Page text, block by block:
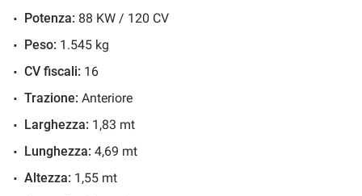
Controllo elettronico della corsia
Controllo trazione
Controllo vocale
Cruise Control
ESP
Fari LED
Fendinebbia
Potenza: 88 KW / 120 CV
Peso: 1.545 kg
CV fiscali: 16
Trazione: Anteriore
Larghezza: 1,83 mt
Lunghezza: 4,69 mt
Altezza: 1,55 mt